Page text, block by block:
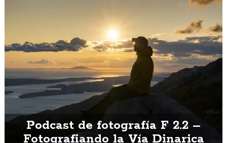
Podcast de fotografía F 2.2 –
Fotografiando la Vía Dinarica